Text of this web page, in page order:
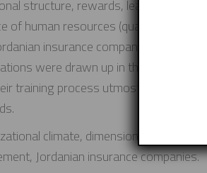
structure, rewards, leadership
of human resources (quality of
insurance companies.
were drawn up in the study,
training process utmost
climate, dimensions of
Jordanian insurance companies.